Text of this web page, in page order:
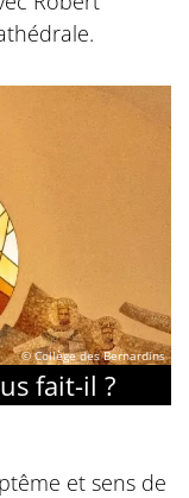
© Collège des Bernardins
fait-il ?
et sens de